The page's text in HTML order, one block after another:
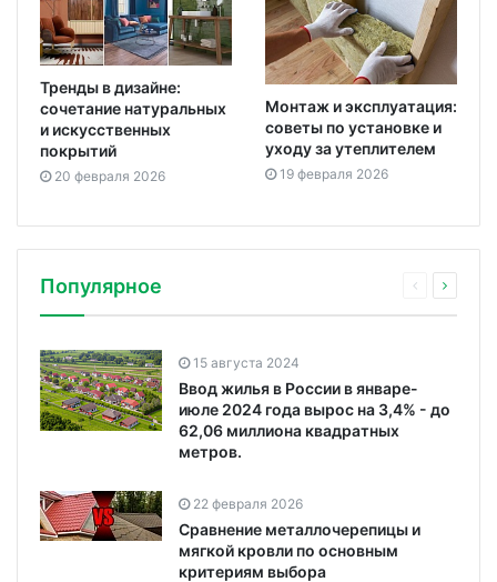
Тренды в дизайне:
сочетание натуральных
и искусственных
покрытий
20 февраля 2026
Монтаж и эксплуатация:
советы по установке и
уходу за утеплителем
19 февраля 2026
Популярное
15 августа 2024
Ввод жилья в России в январе-
июле 2024 года вырос на 3,4% - до
62,06 миллиона квадратных
метров.
22 февраля 2026
Сравнение металлочерепицы и
мягкой кровли по основным
критериям выбора